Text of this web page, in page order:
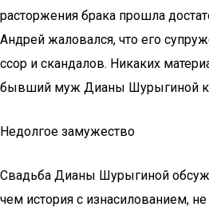
расторжения брака прошла
Андрей жаловался, что его
ссор и скандалов. Никаких
бывший муж Дианы Шурыгиной к
Недолгое замужество
Свадьба Дианы Шурыгиной
чем история с изнасилованием,